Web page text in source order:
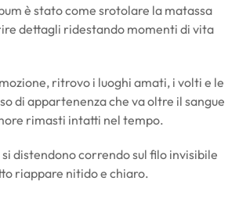
è stato come srotolare la matassa
dettagli ridestando momenti di vita
ritrovo i luoghi amati, i volti e le
di appartenenza che va oltre il sangue
rimasti intatti nel tempo.
distendono correndo sul filo invisibile
riappare nitido e chiaro.